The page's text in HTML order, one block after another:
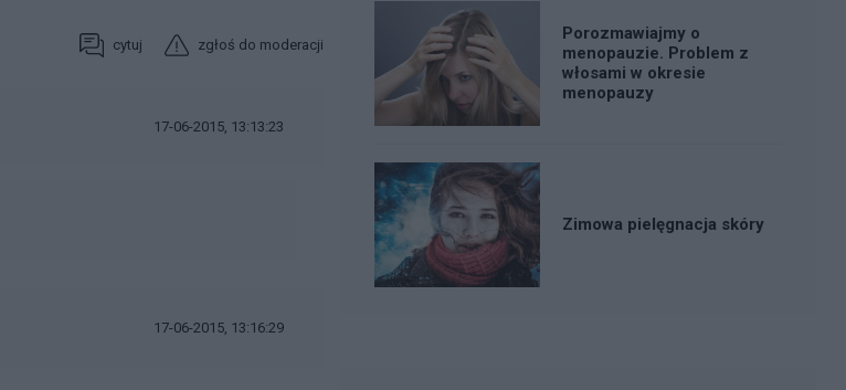
cytuj zgłoś do moderacji
17-06-2015, 13:13:23
17-06-2015, 13:16:29
Porozmawiajmy o
menopauzie. Problem z
włosami w okresie
menopauzy
Zimowa pielęgnacja skóry